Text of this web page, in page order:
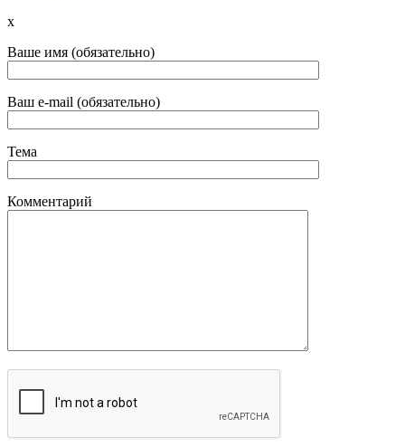
x
Ваше имя (обязательно)
Ваш e-mail (обязательно)
Тема
Комментарий